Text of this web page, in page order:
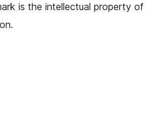
is the intellectual property of